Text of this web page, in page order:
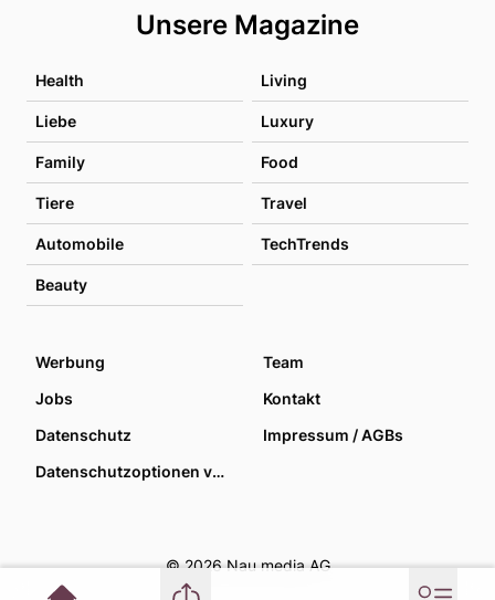
Unsere Magazine
Health Living
Liebe Luxury
Family Food
Tiere Travel
Automobile TechTrends
Beauty
Werbung
Team
Jobs
Kontakt
Datenschutz
Impressum / AGBs
Datenschutzoptionen verwalten
© 2026 Nau media AG